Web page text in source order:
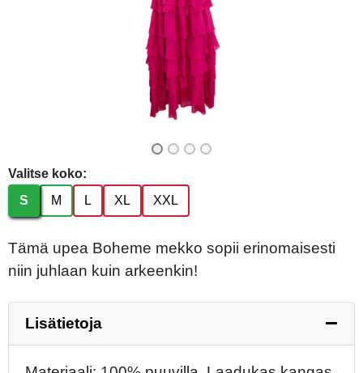
Valitse koko:
S
M L XL XXL
Tämä upea Boheme mekko sopii erinomaisesti
niin juhlaan kuin arkeenkin!
Lisätietoja